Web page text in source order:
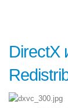
DirectX